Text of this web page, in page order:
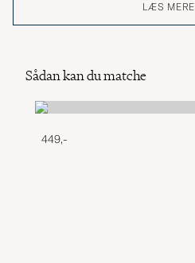
LÆS MERE
Sådan kan du matche
449,-